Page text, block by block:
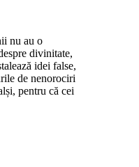
nu au o
divinitate,
idei false,
de nenorociri
pentru că cei